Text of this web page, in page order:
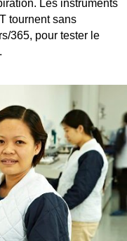
Les instruments
tournent sans
365, pour tester le